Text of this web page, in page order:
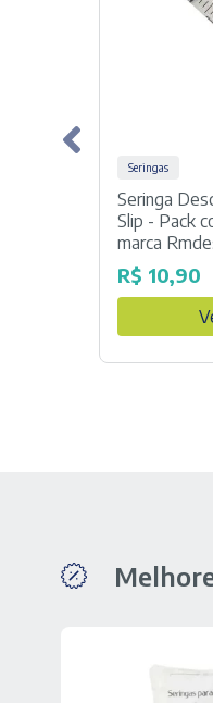
Seringas
Seringa
Slip - Pack
marca
R$ 10,90